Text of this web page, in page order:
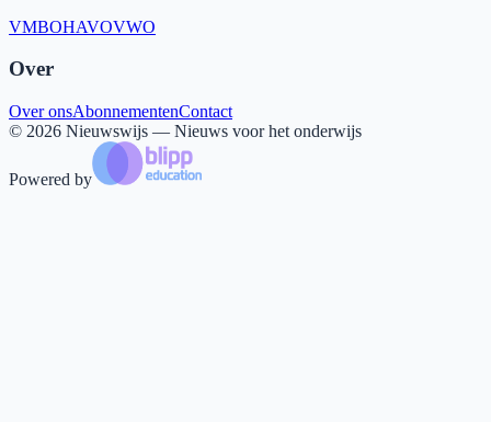
VMBOHAVOVWO
Over
Over onsAbonnementenContact
© 2026 Nieuwswijs — Nieuws voor het onderwijs
Powered by